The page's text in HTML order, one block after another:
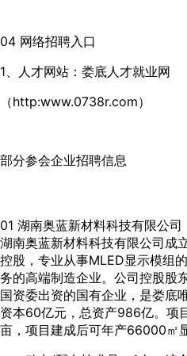
04 网络招聘入口
1、人才网站：娄底人才就业网
（http:www.0738r.com）
部分参会企业招聘信息
01 湖南奥蓝新材料科技有限公司
湖南奥蓝新材料科技有限公司成
控股，专业从事MLED显示模组
务的高端制造企业。公司控股股
国资委出资的国有企业，是娄底
资本60亿元，总资产986亿。项
亩，项目建成后可年产66000㎡